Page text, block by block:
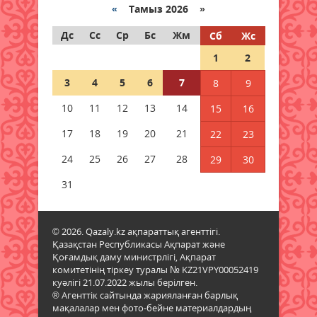
06 тамыз 2026 ж. 87
Дауыл, жаңбыр: Еліміздің
бірнеше өңірінде ауа райына
байланысты ескерту жасалды
Бұршақ, дауыл: Еліміздің 16
өңірінде дауылды ескерту
жарияланды
Синоптиктер Қазақстанның екі
қаласында ауа сапасы
нашарлауы мүмкін екенін
ескертті
« Тамыз 2026 »
Дс
Сс Ср Бс Жм Сб
Жс
1
2
3
4 5 6 7 8
9
10
11 12 13 14 15
16
17
18 19 20 21 22
23
24
25 26 27 28 29
30
31
© 2026. Qazaly.kz ақпараттық агенттігі.
Қазақстан Республикасы Ақпарат және
Қоғамдық даму министрлігі, Ақпарат
комитетінің тіркеу туралы № KZ21VPY00052419
куәлігі 21.07.2022 жылы берілген.
® Агенттік сайтында жарияланған барлық
мақалалар мен фото-бейне материалдардың